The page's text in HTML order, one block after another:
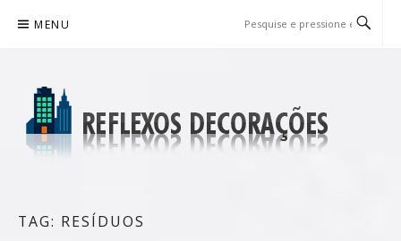
para
MENU
TAG: RESÍDUOS